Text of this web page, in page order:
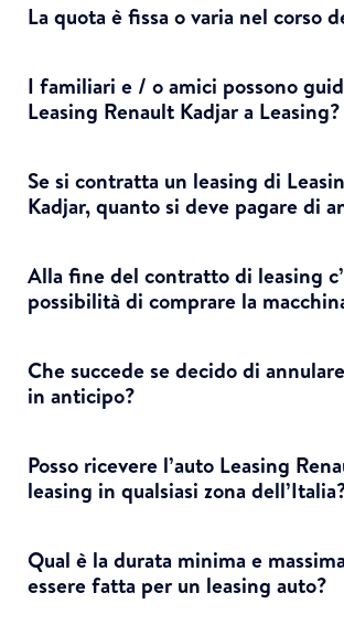
La quota è fissa o varia nel corso
I familiari e / o amici possono
Leasing Renault Kadjar a Leasing?
Se si contratta un leasing di
Kadjar, quanto si deve pagare di
Alla fine del contratto di leasing
possibilità di comprare la
Che succede se decido di
in anticipo?
Posso ricevere l’auto Leasing
leasing in qualsiasi zona
Qual è la durata minima e
essere fatta per un leasing auto?